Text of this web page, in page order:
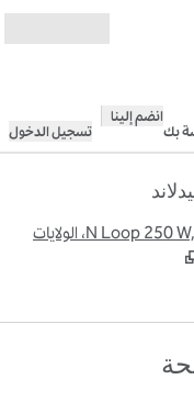
بك
انضم إلينا
تسجيل الدخول
1301 N Loop 250 W, Midland, Texas, 79706-5720، الولايات